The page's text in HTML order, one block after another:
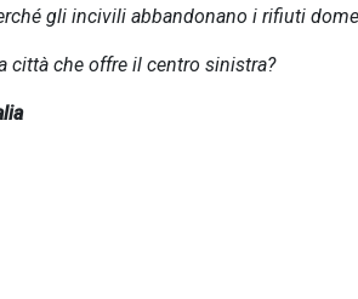
gli incivili abbandonano i rifiuti
città che offre il centro sinistra?